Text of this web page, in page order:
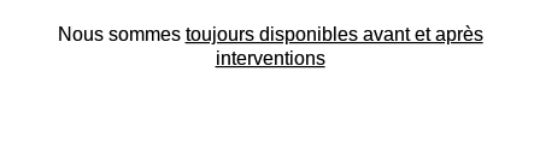
Nous sommes toujours disponibles avant et après
interventions